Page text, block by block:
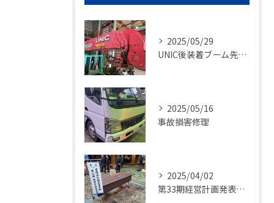
2025/05/29
UNIC後装着ブーム先端作業灯取付工事
2025/05/16
事故損害修理
2025/04/02
第33期経営計画発表会開催